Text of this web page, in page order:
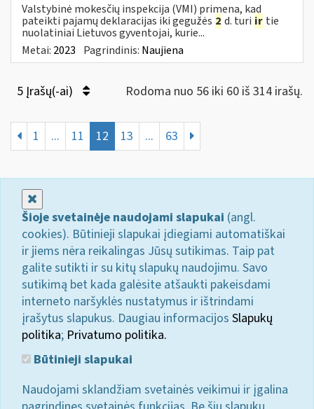
Valstybinė mokesčių inspekcija (VMI) primena, kad
pateikti pajamų deklaracijas iki gegužės 2 d. turi ir tie
nuolatiniai Lietuvos gyventojai, kurie...
Metai: 2023 Pagrindinis: Naujiena
5 Įrašų(-ai) Rodoma nuo 56 iki 60 iš 314 irašų.
1 ... 11 12 13 ... 63
Šioje svetainėje naudojami slapukai (angl.
cookies). Būtinieji slapukai įdiegiami automatiškai
ir jiems nėra reikalingas Jūsų sutikimas. Taip pat
galite sutikti ir su kitų slapukų naudojimu. Savo
sutikimą bet kada galėsite atšaukti pakeisdami
interneto naršyklės nustatymus ir ištrindami
įrašytus slapukus. Daugiau informacijos Slapukų
politika; Privatumo politika.
Būtinieji slapukai
Naudojami sklandžiam svetainės veikimui ir įgalina